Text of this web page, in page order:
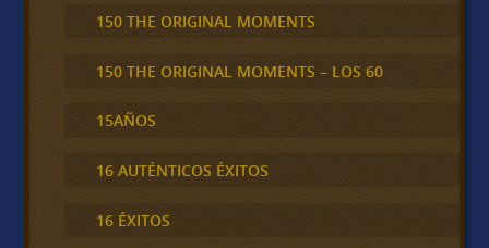
150 THE ORIGINAL MOMENTS
150 THE ORIGINAL MOMENTS – LOS 60
15AÑOS
16 AUTÉNTICOS ÉXITOS
16 ÉXITOS